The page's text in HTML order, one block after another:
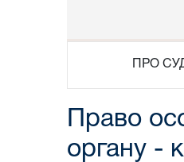
ПРО
Право
органу -